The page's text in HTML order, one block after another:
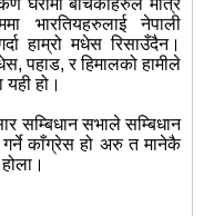
घेरामा बाँचेकाहरुले मात्रै
भारतियहरुलाई नेपाली
हाम्रो मधेस रिसाउँदैन।
पहाड, र हिमालको हामीले
यही हो।
सम्बिधान सभाले सम्बिधान
काँग्रेस हो अरु त मानेकै